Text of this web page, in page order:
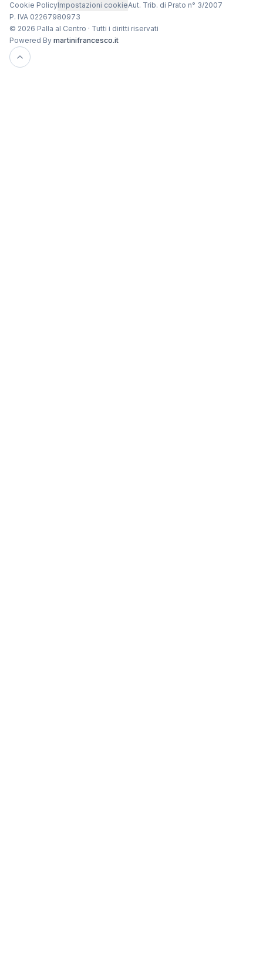
Cookie PolicyImpostazioni cookieAut. Trib. di Prato n° 3/2007
P. IVA 02267980973
© 2026 Palla al Centro · Tutti i diritti riservati
Powered By martinifrancesco.it